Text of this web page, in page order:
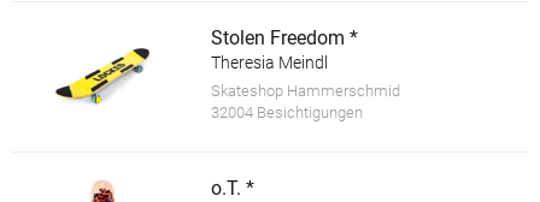
Stolen Freedom *
Theresia Meindl
Skateshop Hammerschmid
32004 Besichtigungen
o.T. *